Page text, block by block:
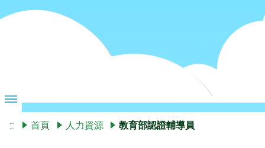
::: 首頁 人力資源 教育部認證輔導員